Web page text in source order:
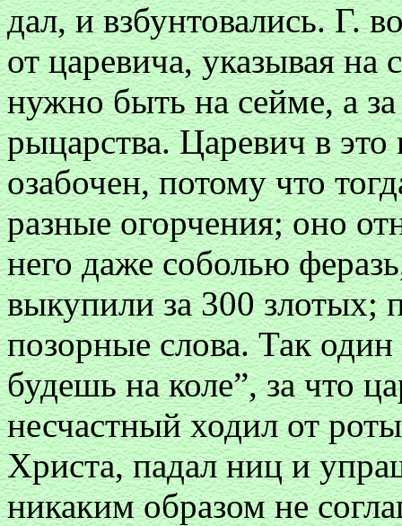
дал, и взбунтовались. Г.
от царевича, указывая на
нужно быть на сейме, а
рыцарства. Царевич в
озабочен, потому что
разные огорчения; оно
него даже соболью
выкупили за 300 злотых;
позорные слова. Так один
будешь на коле”, за что
несчастный ходил от
Христа, падал ниц и
никаким образом не